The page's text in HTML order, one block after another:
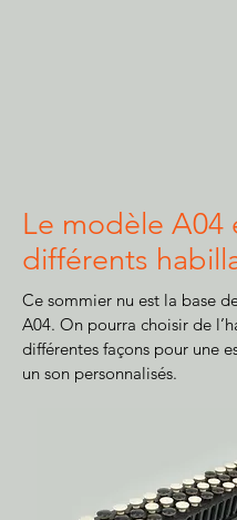
Le modèle A04
différents
Ce sommier nu est la base
A04. On pourra choisir de
différentes façons pour une
un son personnalisés.